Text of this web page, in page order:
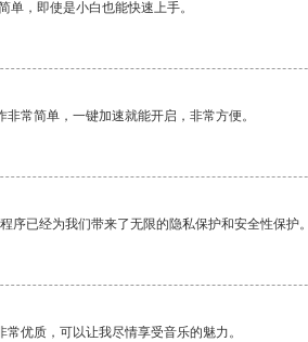
单，即使是小白也能快速上手。
常简单，一键加速就能开启，非常方便。
序已经为我们带来了无限的隐私保护和安全性保护
优质，可以让我尽情享受音乐的魅力。